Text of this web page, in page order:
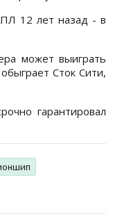
12 лет назад - в
может выиграть
Сток Сити,
гарантировал